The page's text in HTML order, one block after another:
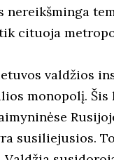
cituoja
valdžios
monopolį.
susiliejusios.